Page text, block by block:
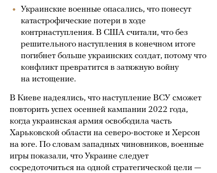
Украинские военные опасались, что понесут
катастрофические потери в ходе
контрнаступления. В США считали, что без
решительного наступления в конечном итоге
погибнет больше украинских солдат, потому что
конфликт превратится в затяжную войну
на истощение.
В Киеве надеялись, что наступление ВСУ сможет
повторить успех осенней кампании 2022 года,
когда украинская армия освободила часть
Харьковской области на северо-востоке и Херсон
на юге. По словам западных чиновников, военные
игры показали, что Украине следует
сосредоточиться на одной стратегической цели —